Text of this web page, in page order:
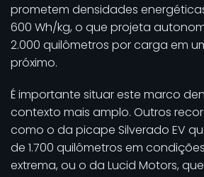
prometem densidades
600 Wh/kg, o que projeta
2.000 quilômetros por carga em
próximo.
É importante situar este marco
contexto mais amplo. Outros
como o da picape Silverado EV
de 1.700 quilômetros em
extrema, ou o da Lucid Motors,